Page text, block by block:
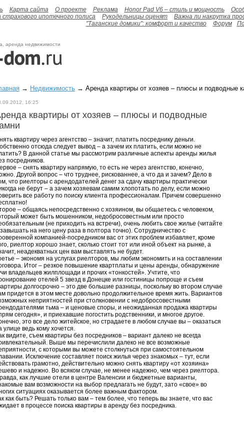
Карта сайта О проекте Реклама Honor Pad V6 – стиль и мощность
страхового ипотечного полиса Рукодельницы оценят Важна ли накрутка
"Таганские домики": комфорт и качество
Форум
аренда недвижимости
→ Недвижимость → Аренда квартиры от хозяев – плюсы и подводные
16:25
квартиры от хозяев – плюсы и подводные
квартиру через агентство – значит, платить посреднику деньги.
отсюда следует вывод – а зачем их платить, если можно не
В данной статье мы рассмотрим различные аспекты аренды жилья
посредников.
– снять квартиру напрямую, то есть не через агентство, конечно,
Другой вопрос – что труднее, рискованнее, а что да и зачем? Дело в
что риелторы с арендодателей денег за сдачу квартиры практически
не берут – а зачем хозяевам самим хлопотать по делу, если можно
все работу по поиску клиента профессионалам. Причем совершенно
– общаясь непосредственно с хозяином, вы общаетесь с человеком,
может быть мошенником, недобросовестным или просто
(не приходить на встречи), очень любить свое жилье (читайте
на него цену раза в полтора точно). Сотрудничество с
компанией-посредником вас от этих проблем избавляет, кроме
риелтор хорошо знает, сколько стоит тот или иной объект на рынке, а
неадекватных цен вам выставлять не будет.
– экономя на услугах риелторов, мы любим экономить и на составлении
Итог – резкое повышение квартплаты и цены аренды, обнаружение
владельцев жилплощади и прочих «тонкостей». Учтите, что
отелей 5 звезд в Донецке или гостиницы попроще и съем
долгосрочно – это две большие разницы, поскольку во втором случае
придется в этом месте довольно продолжительное время жить. Вариантов
неприятностей при столкновении с недобросовестными
тьма – и ценовые споры, и неожиданная продажа квартиры
сегодня», и приехавшие погостить родственники, и многое другое.
это все дело житейское, но страдаете в любом случае вы – оказаться
улице ведь кому хочется.
видите, съем квартиры без посредников – вариант далеко не всегда
Выше мы перечислили далеко не все возможные
с которыми вы можете столкнуться при самостоятельном
Исключение составляет поиск жилья через знакомых – тут, если
грамотно, действительно можно снять квартиру «от хозяина»
и надежно. Во всяком случае, не менее надежно, чем через риелтора.
как лучшие отели в центре Валенсии и бюджетные варианты,
вам возможности на выбор предлагать не будут, зато «свое» во
ситуациях оказывается более важным фактором.
как быть? Решать только вам – тем более, что теперь вы знаете, что вас
в процессе поиска квартиры в аренду без посредника.